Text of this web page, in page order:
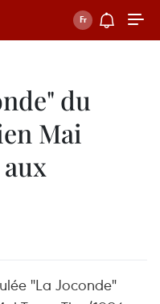
du
Mai
"La Joconde"